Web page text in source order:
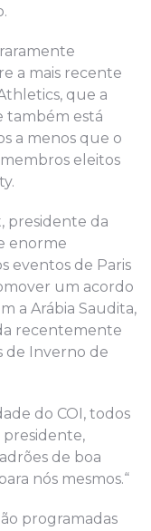
a mais recente
que a
também está
a menos que o
eleitos
presidente da
enorme
eventos de Paris
um acordo
a Arábia Saudita,
recentemente
de Inverno de
do COI, todos
presidente,
de boa
nós mesmos.“
programadas